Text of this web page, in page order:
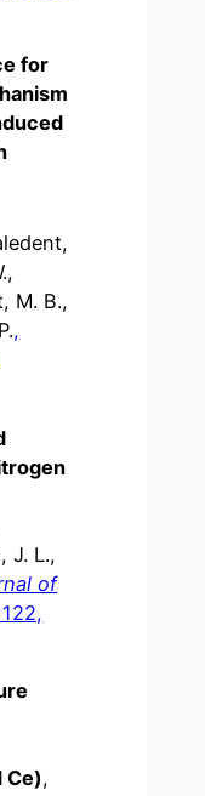
for
M. B.,
,
J. L.,
of
122,
Ce),